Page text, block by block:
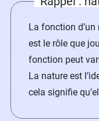
La fonction d’un
est le rôle que
fonction peut
La nature est
cela signifie